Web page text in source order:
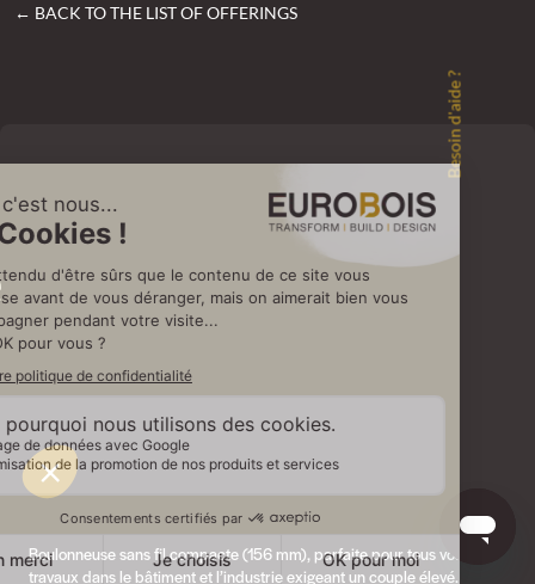
← BACK TO THE LIST OF OFFERINGS
Boulonneuse sans fil compacte (156 mm), parfaite pour tous vos
travaux dans le bâtiment et l’industrie exigeant un couple élevé.
Besoin d'aide ?